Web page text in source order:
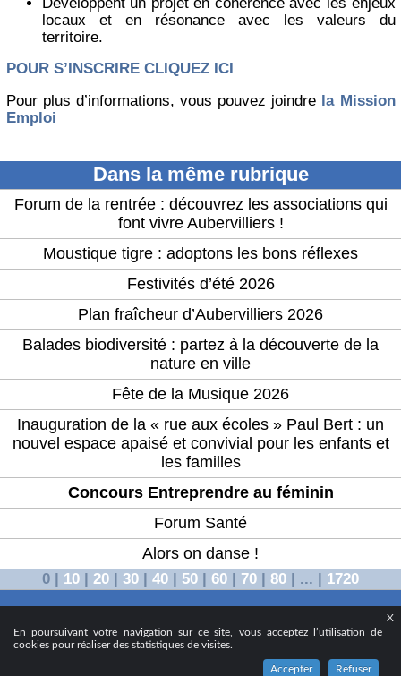
X
En poursuivant votre navigation sur ce site, vous acceptez l’utilisation de
cookies pour réaliser des statistiques de visites.
Accepter Refuser
locaux et en résonance avec les valeurs du
territoire.
POUR S’INSCRIRE CLIQUEZ ICI
Pour plus d’informations, vous pouvez joindre la Mission
Emploi
Dans la même rubrique
Forum de la rentrée : découvrez les associations qui
font vivre Aubervilliers !
Moustique tigre : adoptons les bons réflexes
Festivités d’été 2026
Plan fraîcheur d’Aubervilliers 2026
Balades biodiversité : partez à la découverte de la
nature en ville
Fête de la Musique 2026
Inauguration de la « rue aux écoles » Paul Bert : un
nouvel espace apaisé et convivial pour les enfants et
les familles
Concours Entreprendre au féminin
Forum Santé
Alors on danse !
0 | 10 | 20 | 30 | 40 | 50 | 60 | 70 | 80 | ... | 1720
© 2024 - Ville d’Aubervilliers